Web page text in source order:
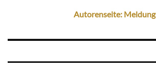
Autorenseite: Meldung